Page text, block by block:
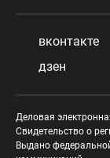
вконтакте
дзен
Деловая
Свидетельство о
Выдано